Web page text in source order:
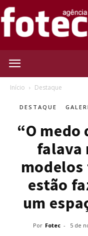
Início Destaque
DESTAQUE
“O medo
falava
estão
um
Por Fotec - 5 de